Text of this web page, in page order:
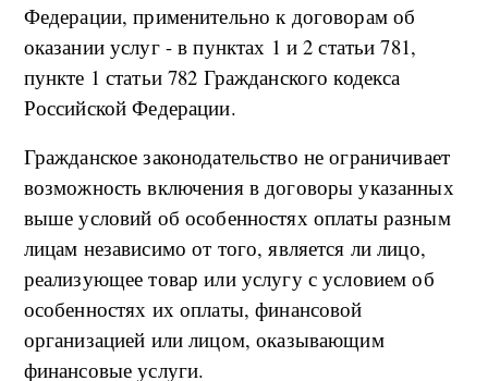
Федерации, применительно к договорам об
оказании услуг - в пунктах 1 и 2 статьи 781,
пункте 1 статьи 782 Гражданского кодекса
Российской Федерации.
Гражданское законодательство не ограничивает
возможность включения в договоры указанных
выше условий об особенностях оплаты разным
лицам независимо от того, является ли лицо,
реализующее товар или услугу с условием об
особенностях их оплаты, финансовой
организацией или лицом, оказывающим
финансовые услуги.